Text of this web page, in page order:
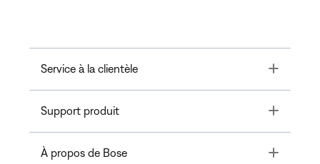
Service à la clientèle Toggle
Support produit Toggle
À propos de Bose Toggle